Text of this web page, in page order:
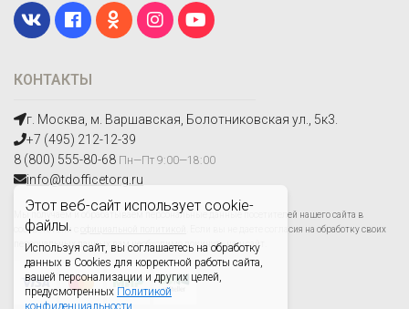
Этот веб-сайт использует cookie-
файлы.
Используя сайт, вы соглашаетесь на обработку
данных в Cookies для корректной работы сайта,
вашей персонализации и других целей,
предусмотренных Политикой
конфиденциальности.
КОНТАКТЫ
г. Москва, м. Варшавская, Болотниковская ул., 5к3.
+7 (495) 212-12-39
8 (800) 555-80-68 Пн—Пт 9:00—18:00
info@tdofficetorg.ru
Мы получаем и обрабатываем персональные данные посетителей нашего сайта в
соответствии с
. Если вы не даете согласия на обработку своих
персональных данных,вам необходимо покинуть наш сайт.